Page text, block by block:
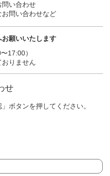
問い合わせ
お問い合わせなど
願いいたします
17:00）
りません
せ
ボタンを押してください。